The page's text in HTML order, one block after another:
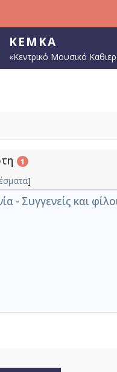
ΚΕΜΚΑ
«Κεντρικό Μουσικό
1
]
- Συγγενείς και